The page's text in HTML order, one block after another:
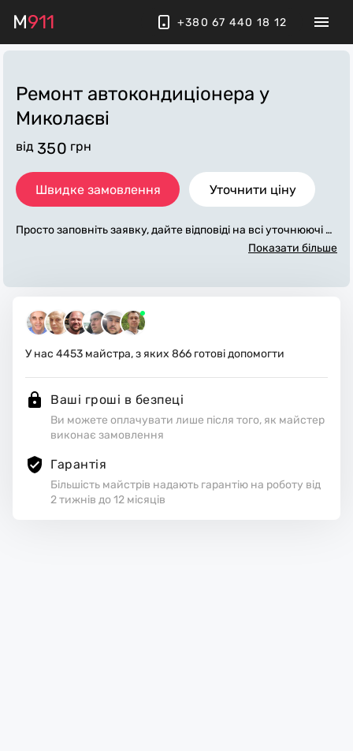
M911 +380 67 440 18 12
Ремонт автокондиціонера у
Миколаєві
від 350 грн
Швидке замовлення Уточнити ціну
Просто заповніть заявку, дайте відповіді на всі уточнюючі за
питання по «ремонт автокондиціонера». Ми зв'яжемося з в
али. Виконавці стежать за чистотою та прибирають робоче
місце.
Показати більше
У нас 4453 майстра, з яких 866 готові допомогти
Ваші гроші в безпеці
Ви можете оплачувати лише після того, як майстер
виконає замовлення
Гарантія
Більшість майстрів надають гарантію на роботу від
2 тижнів до 12 місяців